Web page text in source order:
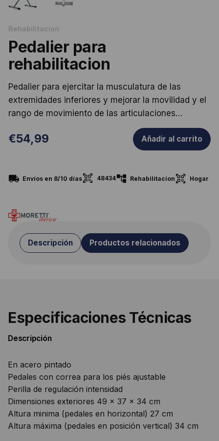
Rehabilitacion
Pedalier para
rehabilitacion
Pedalier para ejercitar la musculatura de las
extremidades inferiores y mejorar la movilidad y el
rango de movimiento de las articulaciones…
€54,99 Añadir al carrito
Envíos en 8/10 días 48434 Rehabilitacion Hogar
Descripción Productos relacionados
Especificaciones Técnicas
Descripción
En acero pintado
Pedales con correa para los piés ajustable
Perilla de regulación intensidad
Dimensiones exteriores 49 x 37 x 34 cm
Altura minima (pedales en horizontal) 27 cm
Altura máxima (pedales en posición vertical) 34 cm